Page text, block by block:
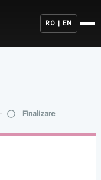
RO | EN
Finalizare